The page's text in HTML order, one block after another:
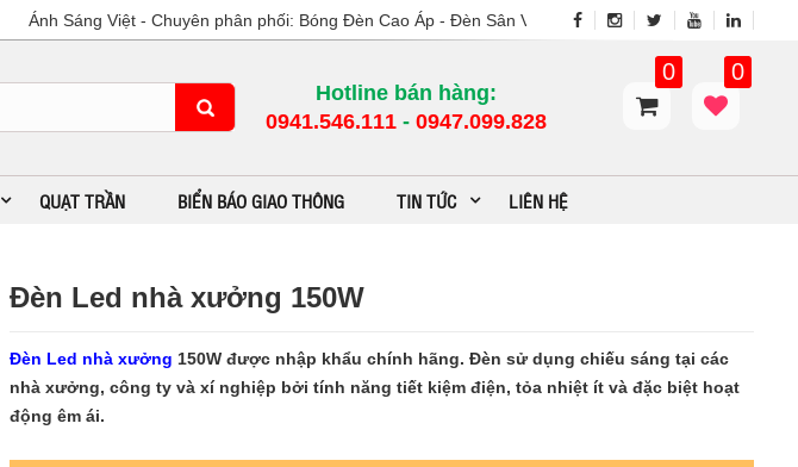
Ánh Sáng Việt - Chuyên phân phối: Bóng Đèn Cao Áp - Đèn Sân Vườn - Cột Đèn Cao ÁP - Đèn Đường -
Hotline bán hàng:
0941.546.111 -0947.099.828​
0 0
QUẠT TRẦN BIỂN BÁO GIAO THÔNG TIN TỨC LIÊN HỆ
Đèn Led nhà xưởng 150W
Đèn Led nhà xưởng 150W được nhập khẩu chính hãng. Đèn sử dụng chiếu sáng tại các
nhà xưởng, công ty và xí nghiệp bởi tính năng tiết kiệm điện, tỏa nhiệt ít và đặc biệt hoạt
động êm ái.